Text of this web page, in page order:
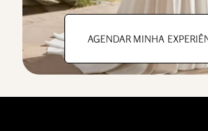
AGENDAR MINHA